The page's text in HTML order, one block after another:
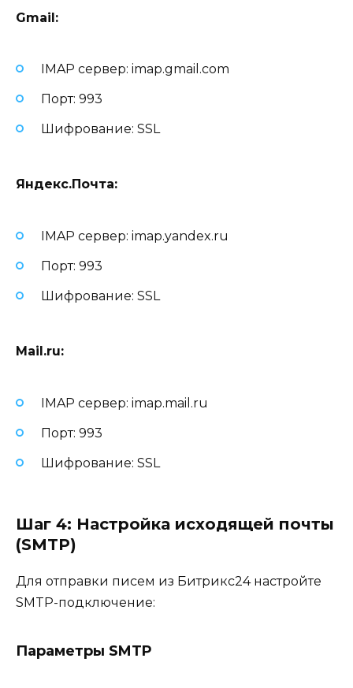
Gmail:
IMAP сервер: imap.gmail.com
Порт: 993
Шифрование: SSL
Яндекс.Почта:
IMAP сервер: imap.yandex.ru
Порт: 993
Шифрование: SSL
Mail.ru:
IMAP сервер: imap.mail.ru
Порт: 993
Шифрование: SSL
Шаг 4: Настройка исходящей почты
(SMTP)
Для отправки писем из Битрикс24 настройте
SMTP-подключение:
Параметры SMTP